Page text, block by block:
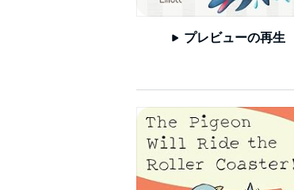
プレビューの再生